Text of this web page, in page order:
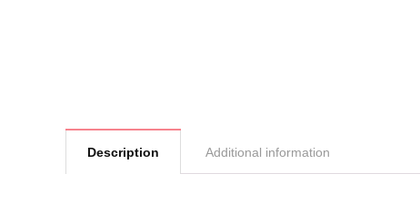
Description Additional information